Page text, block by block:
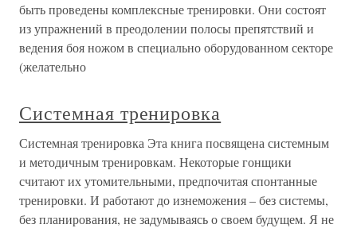
быть проведены комплексные тренировки. Они состоят
из упражнений в преодолении полосы препятствий и
ведения боя ножом в специально оборудованном секторе
(желательно
Системная тренировка
Системная тренировка Эта книга посвящена системным
и методичным тренировкам. Некоторые гонщики
считают их утомительными, предпочитая спонтанные
тренировки. И работают до изнеможения – без системы,
без планирования, не задумываясь о своем будущем. Я не